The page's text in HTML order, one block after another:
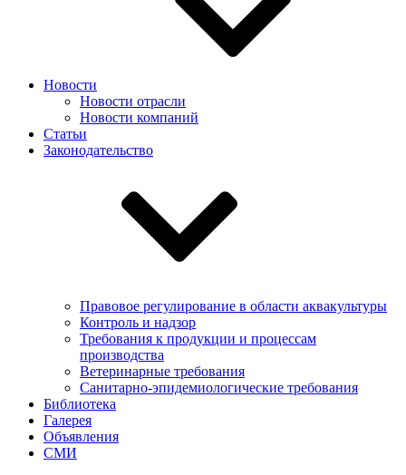
Новости
Новости отрасли
Новости компаний
Статьи
Законодательство
Правовое регулирование в области аквакультуры
Контроль и надзор
Требования к продукции и процессам
производства
Ветеринарные требования
Санитарно-эпидемиологические требования
Библиотека
Галерея
Объявления
СМИ